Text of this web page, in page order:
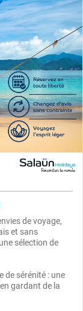
de voyage,
et sans
sélection de
de sérénité : une
gardant de la